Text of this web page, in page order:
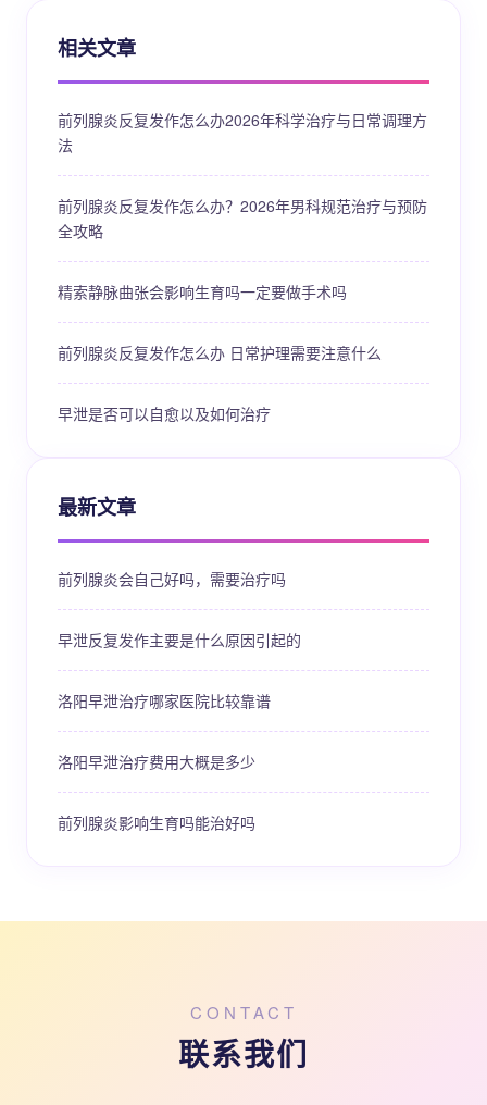
相关文章
前列腺炎反复发作怎么办2026年科学治疗与日常调理方
法
前列腺炎反复发作怎么办？2026年男科规范治疗与预防
全攻略
精索静脉曲张会影响生育吗一定要做手术吗
前列腺炎反复发作怎么办 日常护理需要注意什么
早泄是否可以自愈以及如何治疗
最新文章
前列腺炎会自己好吗，需要治疗吗
早泄反复发作主要是什么原因引起的
洛阳早泄治疗哪家医院比较靠谱
洛阳早泄治疗费用大概是多少
前列腺炎影响生育吗能治好吗
CONTACT
联系我们